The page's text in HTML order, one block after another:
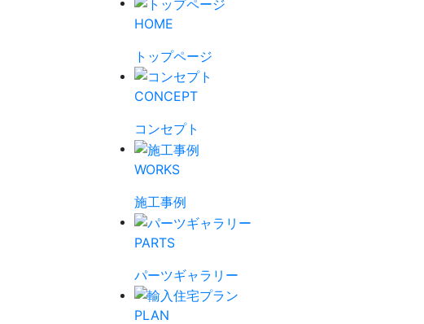
HOME
トップページ
CONCEPT
コンセプト
WORKS
施工事例
PARTS
パーツギャラリー
PLAN